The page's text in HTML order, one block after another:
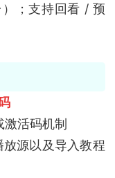
；支持回看 / 预
活码机制
源以及导入教程